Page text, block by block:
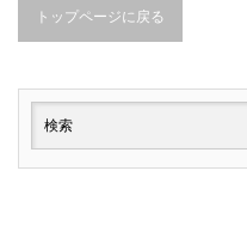
トップページに戻る